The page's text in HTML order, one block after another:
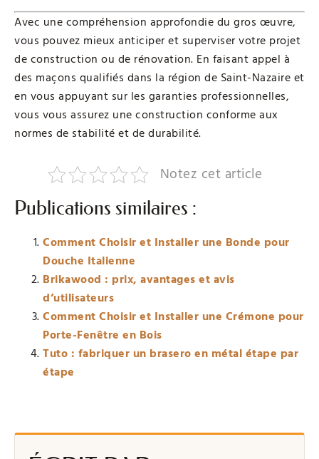
Avec une compréhension approfondie du gros œuvre,
vous pouvez mieux anticiper et superviser votre projet
de construction ou de rénovation. En faisant appel à
des maçons qualifiés dans la région de Saint-Nazaire et
en vous appuyant sur les garanties professionnelles,
vous vous assurez une construction conforme aux
normes de stabilité et de durabilité.
Notez cet article
Publications similaires :
Comment Choisir et Installer une Bonde pour
Douche Italienne
Brikawood : prix, avantages et avis
d’utilisateurs
Comment Choisir et Installer une Crémone pour
Porte-Fenêtre en Bois
Tuto : fabriquer un brasero en métal étape par
étape